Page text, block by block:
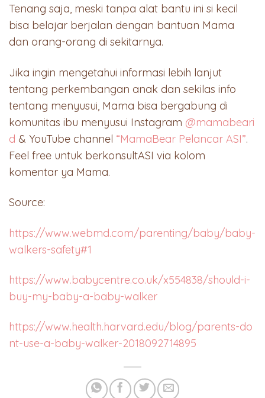
Tenang saja, meski tanpa alat bantu ini si kecil
bisa belajar berjalan dengan bantuan Mama
dan orang-orang di sekitarnya.
Jika ingin mengetahui informasi lebih lanjut
tentang perkembangan anak dan sekilas info
tentang menyusui, Mama bisa bergabung di
komunitas ibu menyusui Instagram @mamabeari
d & YouTube channel “MamaBear Pelancar ASI”.
Feel free untuk berkonsultASI via kolom
komentar ya Mama.
Source:
https://www.webmd.com/parenting/baby/baby-
walkers-safety#1
https://www.babycentre.co.uk/x554838/should-i-
buy-my-baby-a-baby-walker
https://www.health.harvard.edu/blog/parents-do
nt-use-a-baby-walker-2018092714895